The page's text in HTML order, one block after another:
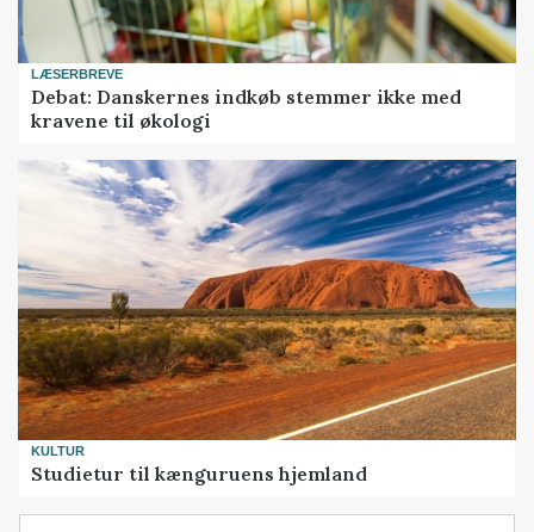
LÆSERBREVE
Debat: Danskernes indkøb stemmer ikke med
kravene til økologi
KULTUR
Studietur til kænguruens hjemland